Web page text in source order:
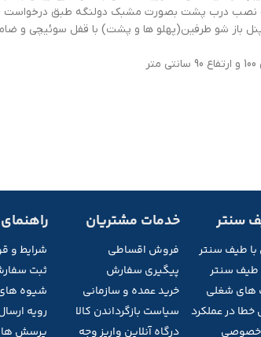
درب پشت بصورت مشبک دولنگه طبق درخواست قبل
ها و پشت) با قفل سوئیچی و ضامن فنری( 5 عدد پنل باز شو طرفین برای رک های 36
سنتر
طیف سنتر
طیف سنتر
های شغلی
خطا در عملکرد
خصوصی
خدمات مشتریان
فروش اقساطی
پیگیری سفارش
خرید عمده و سازمانی
سیاست بازگرداندن کالا
درگاه آنلاین واریز وجه
شرایط و
ثبت
شیوه
رویه
پرسش